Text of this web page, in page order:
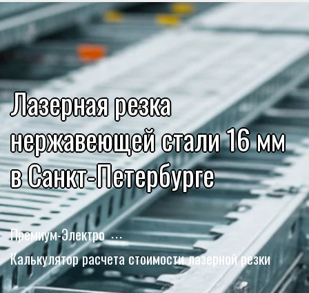
Лазерная резка
нержавеющей стали 16 мм
в Санкт-Петербурге
Премиум-Электро
Калькулятор расчета стоимости лазерной резки